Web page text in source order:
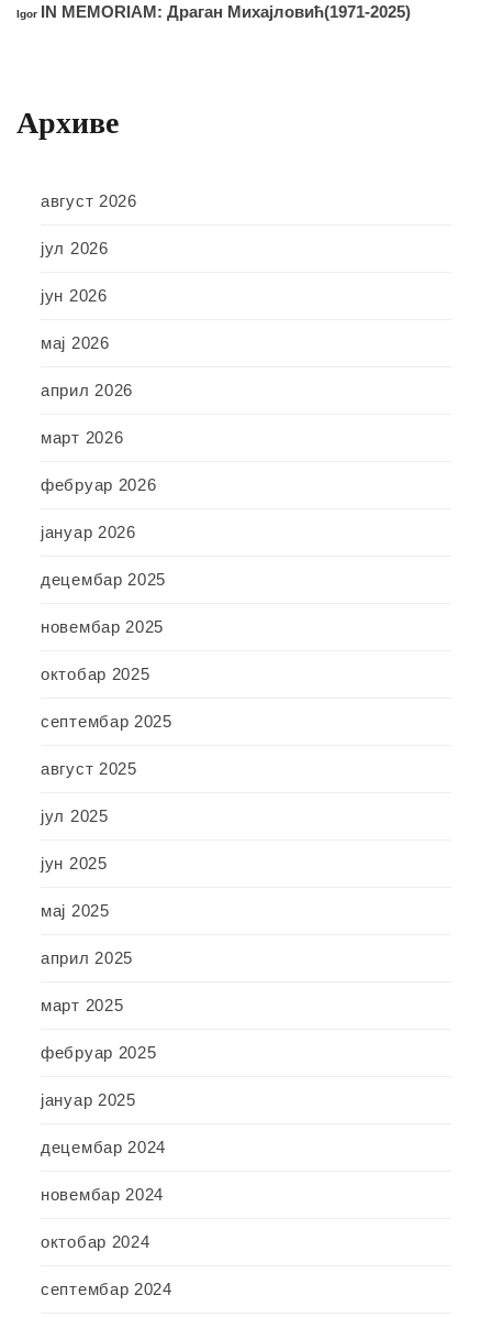
Igor IN MEMORIAM: Драган Михајловић(1971-2025)
Архиве
август 2026
јул 2026
јун 2026
мај 2026
април 2026
март 2026
фебруар 2026
јануар 2026
децембар 2025
новембар 2025
октобар 2025
септембар 2025
август 2025
јул 2025
јун 2025
мај 2025
април 2025
март 2025
фебруар 2025
јануар 2025
децембар 2024
новембар 2024
октобар 2024
септембар 2024